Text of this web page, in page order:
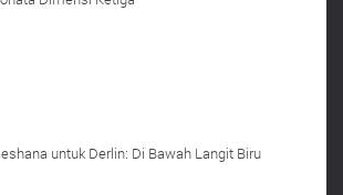
untuk Derlin: Di Bawah Langit Biru